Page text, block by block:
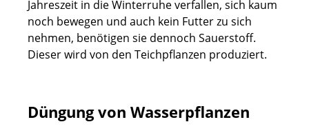
Jahreszeit in die Winterruhe verfallen, sich kaum
noch bewegen und auch kein Futter zu sich
nehmen, benötigen sie dennoch Sauerstoff.
Dieser wird von den Teichpflanzen produziert.
Düngung von Wasserpflanzen